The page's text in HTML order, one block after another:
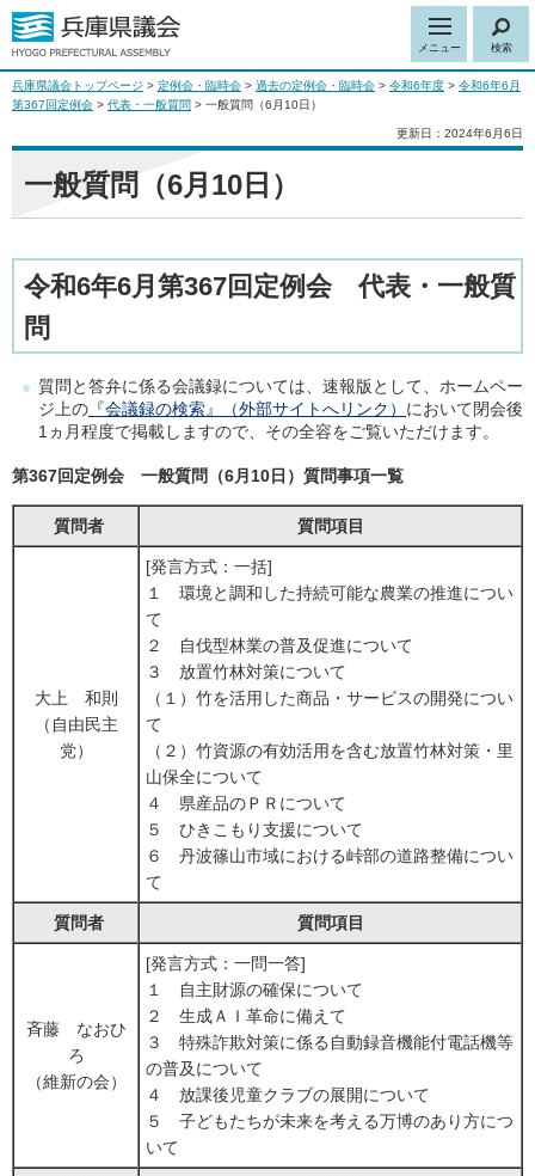
メニュー 検索
兵庫県議会トップページ > 定例会・臨時会 > 過去の定例会・臨時会 > 令和6年度 > 令和6年6月
第367回定例会 > 代表・一般質問 > 一般質問（6月10日）
更新日：2024年6月6日
一般質問（6月10日）
令和6年6月第367回定例会 代表・一般質
問
質問と答弁に係る会議録については、速報版として、ホームペー
ジ上の 『会議録の検索』（外部サイトへリンク） において閉会後
1ヵ月程度で掲載しますので、その全容をご覧いただけます。
第367回定例会 一般質問（6月10日）質問事項一覧
質問者 質問項目
大上 和則
（自由民主
党）
[発言方式：一括]
１ 環境と調和した持続可能な農業の推進につい
て
２ 自伐型林業の普及促進について
３ 放置竹林対策について
（１）竹を活用した商品・サービスの開発につい
て
（２）竹資源の有効活用を含む放置竹林対策・里
山保全について
４ 県産品のＰＲについて
５ ひきこもり支援について
６ 丹波篠山市域における峠部の道路整備につい
て
質問者 質問項目
斉藤 なおひ
ろ
（維新の会）
[発言方式：一問一答]
１ 自主財源の確保について
２ 生成ＡＩ革命に備えて
３ 特殊詐欺対策に係る自動録音機能付電話機等
の普及について
４ 放課後児童クラブの展開について
５ 子どもたちが未来を考える万博のあり方につ
いて